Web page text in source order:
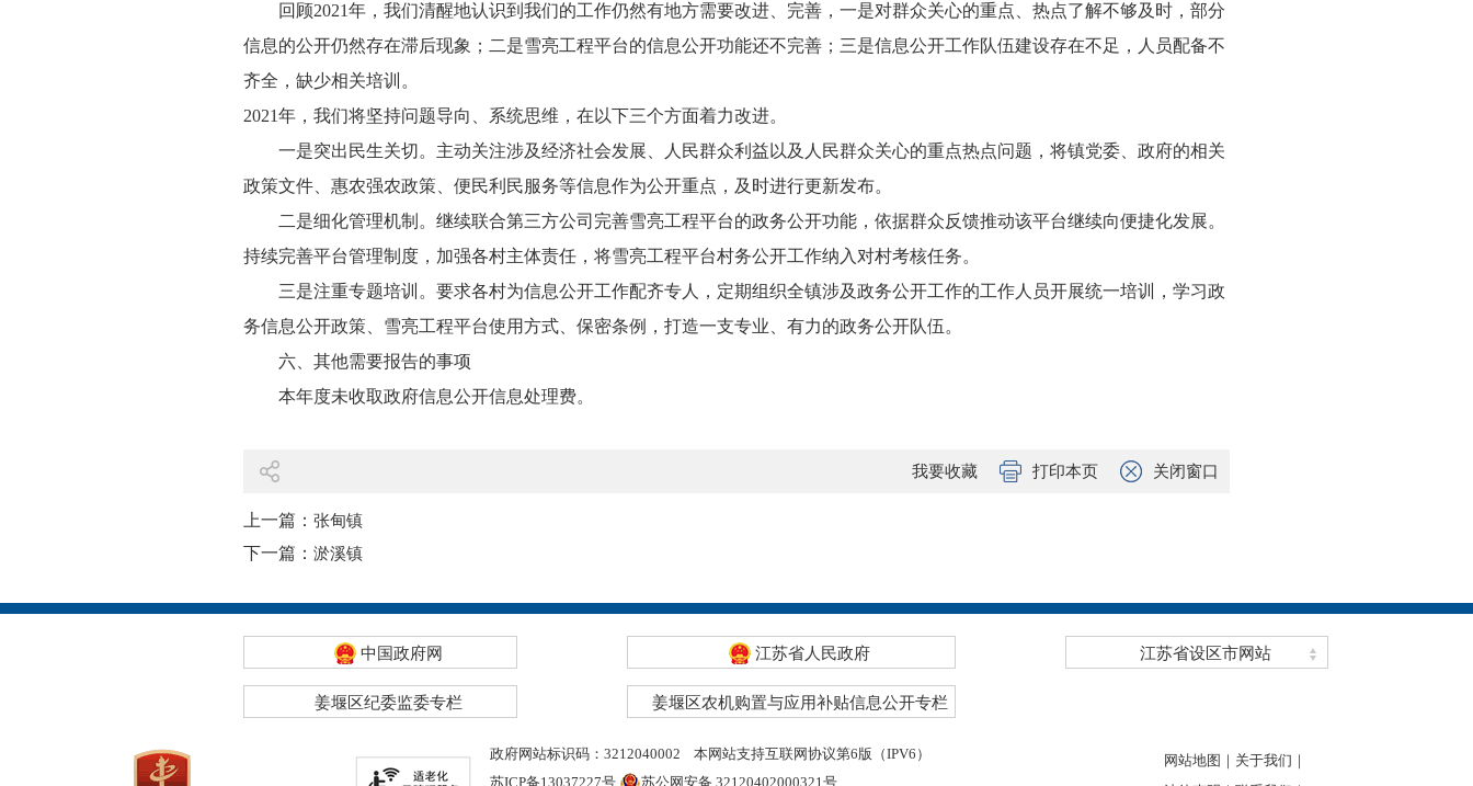
回顾2021年，我们清醒地认识到我们的工作仍然有地方需要改进、完善，一是对群众关心的重点、热点了解不够及时，部分
信息的公开仍然存在滞后现象；二是雪亮工程平台的信息公开功能还不完善；三是信息公开工作队伍建设存在不足，人员配备不
齐全，缺少相关培训。
2021年，我们将坚持问题导向、系统思维，在以下三个方面着力改进。
一是突出民生关切。主动关注涉及经济社会发展、人民群众利益以及人民群众关心的重点热点问题，将镇党委、政府的相关
政策文件、惠农强农政策、便民利民服务等信息作为公开重点，及时进行更新发布。
二是细化管理机制。继续联合第三方公司完善雪亮工程平台的政务公开功能，依据群众反馈推动该平台继续向便捷化发展。
持续完善平台管理制度，加强各村主体责任，将雪亮工程平台村务公开工作纳入对村考核任务。
三是注重专题培训。要求各村为信息公开工作配齐专人，定期组织全镇涉及政务公开工作的工作人员开展统一培训，学习政
务信息公开政策、雪亮工程平台使用方式、保密条例，打造一支专业、有力的政务公开队伍。
六、其他需要报告的事项
本年度未收取政府信息公开信息处理费。
我要收藏 打印本页 关闭窗口
上一篇： 张甸镇
下一篇： 淤溪镇
中国政府网 江苏省人民政府 江苏省设区市网站
姜堰区纪委监委专栏 姜堰区农机购置与应用补贴信息公开专栏
政府网站标识码：3212040002
本网站支持互联网协议第6版（IPV6）
苏ICP备13037227号
苏公网安备 32120402000321号
网站地图｜ 关于我们｜